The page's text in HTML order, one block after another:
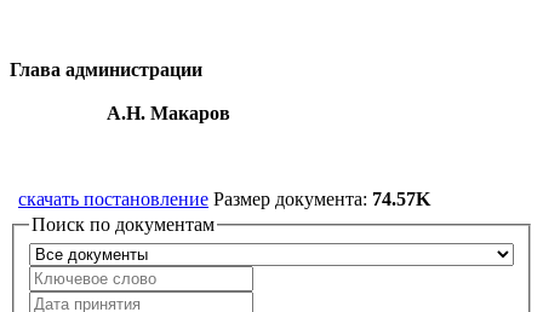
Глава администрации
А.Н. Макаров
скачать постановление Размер документа: 74.57K
Поиск по документам